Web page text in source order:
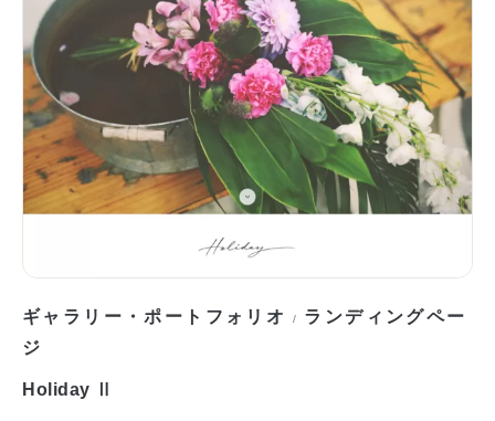
ギャラリー・ポートフォリオ / ランディングペー
ジ
Holiday Ⅱ